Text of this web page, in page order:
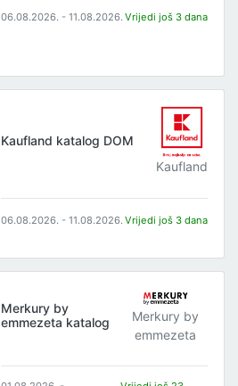
06.08.2026. - 11.08.2026. Vrijedi još 3 dana
Kaufland katalog DOM
Kaufland
06.08.2026. - 11.08.2026. Vrijedi još 3 dana
Merkury by
emmezeta katalog
Merkury by
emmezeta